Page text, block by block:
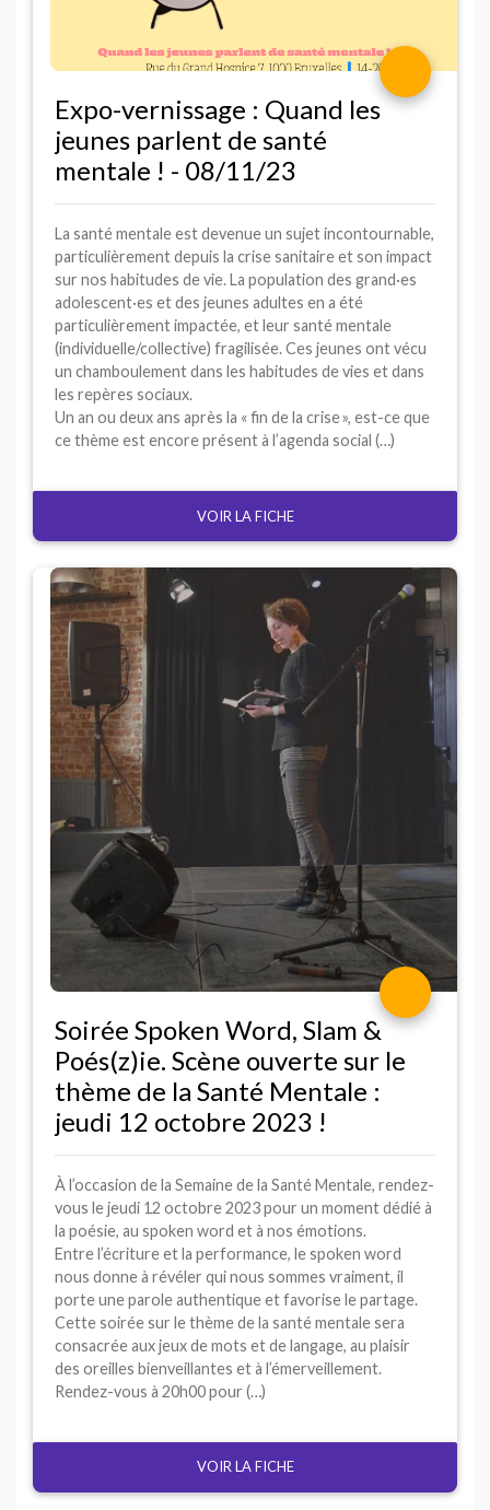
Expo-vernissage : Quand les
jeunes parlent de santé
mentale ! - 08/11/23
La santé mentale est devenue un sujet incontournable,
particulièrement depuis la crise sanitaire et son impact
sur nos habitudes de vie. La population des grand·es
adolescent·es et des jeunes adultes en a été
particulièrement impactée, et leur santé mentale
(individuelle/collective) fragilisée. Ces jeunes ont vécu
un chamboulement dans les habitudes de vies et dans
les repères sociaux.
Un an ou deux ans après la «fin de la crise», est-ce que
ce thème est encore présent à l’agenda social (…)
VOIR LA FICHE
Soirée Spoken Word, Slam &
Poés(z)ie. Scène ouverte sur le
thème de la Santé Mentale :
jeudi 12 octobre 2023 !
À l’occasion de la Semaine de la Santé Mentale, rendez-
vous le jeudi 12 octobre 2023 pour un moment dédié à
la poésie, au spoken word et à nos émotions.
Entre l’écriture et la performance, le spoken word
nous donne à révéler qui nous sommes vraiment, il
porte une parole authentique et favorise le partage.
Cette soirée sur le thème de la santé mentale sera
consacrée aux jeux de mots et de langage, au plaisir
des oreilles bienveillantes et à l’émerveillement.
Rendez-vous à 20h00 pour (…)
VOIR LA FICHE